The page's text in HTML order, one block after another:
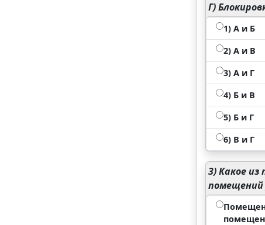
Г)
1) A и Б
2) А и В
3) А и Г
4) Б и В
5) Б и Г
6) В и Г
3)Какое
помещений